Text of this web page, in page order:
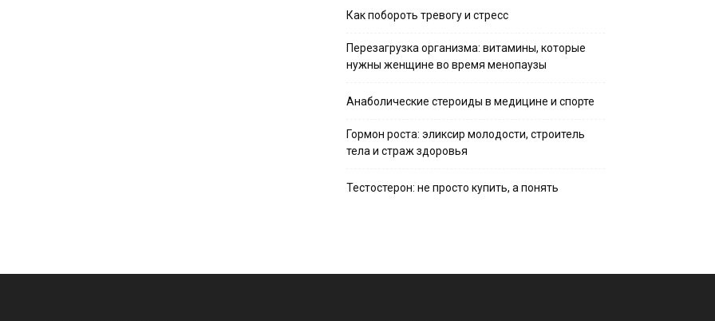
Как побороть тревогу и стресс
Перезагрузка организма: витамины, которые
нужны женщине во время менопаузы
Анаболические стероиды в медицине и спорте
Гормон роста: эликсир молодости, строитель
тела и страж здоровья
Тестостерон: не просто купить, а понять